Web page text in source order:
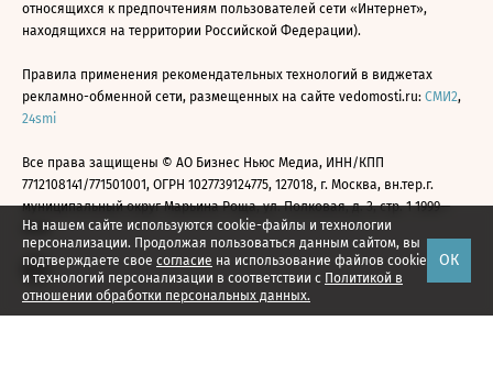
На нашем сайте используются cookie-файлы и технологии
персонализации. Продолжая пользоваться данным сайтом, вы
подтверждаете свое согласие на использование файлов cookie
и технологий персонализации в соответствии с Политикой в
отношении обработки персональных данных.
ОК
относящихся к предпочтениям пользователей сети «Интернет»,
находящихся на территории Российской Федерации).
Правила применения рекомендательных технологий в виджетах
рекламно-обменной сети, размещенных на сайте vedomosti.ru: СМИ2,
24smi
Все права защищены © АО Бизнес Ньюс Медиа, ИНН/КПП
7712108141/771501001, ОГРН 1027739124775, 127018, г. Москва, вн.тер.г.
муниципальный округ Марьина Роща, ул. Полковая, д. 3, стр. 1 1999—
2026